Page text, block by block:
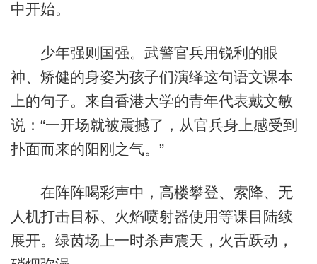
中开始。
少年强则国强。武警官兵用锐利的眼
神、矫健的身姿为孩子们演绎这句语文课本
上的句子。来自香港大学的青年代表戴文敏
说：“一开场就被震撼了，从官兵身上感受到
扑面而来的阳刚之气。”
在阵阵喝彩声中，高楼攀登、索降、无
人机打击目标、火焰喷射器使用等课目陆续
展开。绿茵场上一时杀声震天，火舌跃动，